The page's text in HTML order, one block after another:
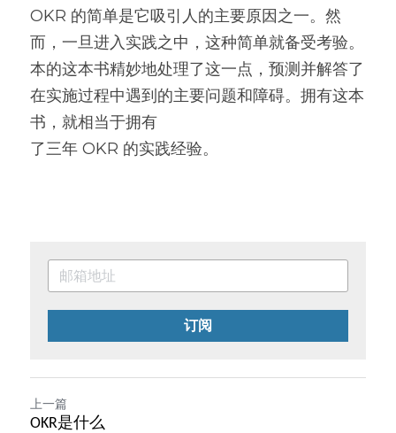
OKR 的简单是它吸引人的主要原因之一。然
而，一旦进入实践之中，这种简单就备受考验。
本的这本书精妙地处理了这一点，预测并解答了
在实施过程中遇到的主要问题和障碍。拥有这本
书，就相当于拥有
了三年 OKR 的实践经验。
订阅
上一篇
OKR是什么